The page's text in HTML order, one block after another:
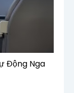
Động Nga